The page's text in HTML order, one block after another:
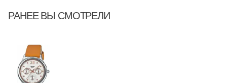
РАНЕЕ ВЫ СМОТРЕЛИ